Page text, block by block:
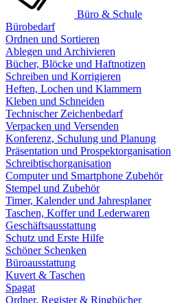
Büro & Schule
Bürobedarf
Ordnen und Sortieren
Ablegen und Archivieren
Bücher, Blöcke und Haftnotizen
Schreiben und Korrigieren
Heften, Lochen und Klammern
Kleben und Schneiden
Technischer Zeichenbedarf
Verpacken und Versenden
Konferenz, Schulung und Planung
Präsentation und Prospektorganisation
Schreibtischorganisation
Computer und Smartphone Zubehör
Stempel und Zubehör
Timer, Kalender und Jahresplaner
Taschen, Koffer und Lederwaren
Geschäftsausstattung
Schutz und Erste Hilfe
Schöner Schenken
Büroausstattung
Kuvert & Taschen
Spagat
Ordner, Register & Ringbücher